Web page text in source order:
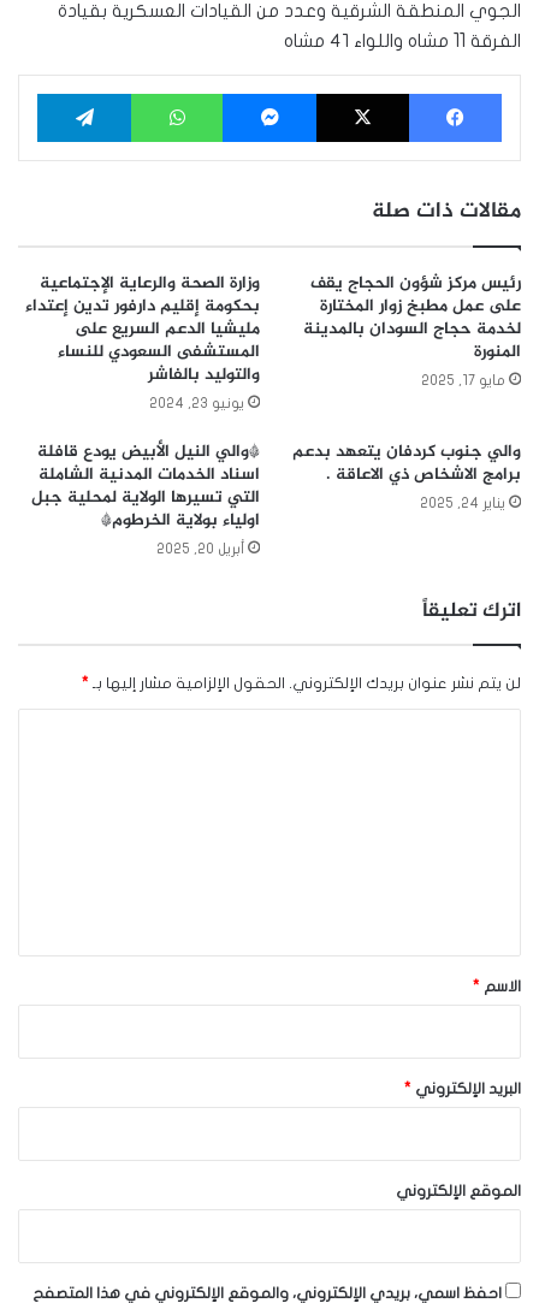
الجوي المنطقة الشرقية وعدد من القيادات العسكرية بقيادة
الفرقة 11 مشاه واللواء ٤١ مشاه
فيسبوك ‫X ماسنجر واتساب
مقالات ذات صلة
رئيس مركز شؤون الحجاج يقف
على عمل مطبخ زوار المختارة
لخدمة حجاج السودان بالمدينة
المنورة
مايو 17, 2025
وزارة الصحة والرعاية الإجتماعية
بحكومة إقليم دارفور تدين إعتداء
مليشيا الدعم السريع على
المستشفى السعودي للنساء
والتوليد بالفاشر
يونيو 23, 2024
والي جنوب كردفان يتعهد بدعم
برامج الاشخاص ذي الاعاقة .
يناير 24, 2025
*والي النيل الأبيض يودع قافلة
اسناد الخدمات المدنية الشاملة
التي تسيرها الولاية لمحلية جبل
اولياء بولاية الخرطوم*
أبريل 20, 2025
اترك تعليقاً
لن يتم نشر عنوان بريدك الإلكتروني. الحقول الإلزامية مشار إليها بـ *
*الاسم *
البريد الإلكتروني *
الموقع الإلكتروني
احفظ اسمي، بريدي الإلكتروني، والموقع الإلكتروني في هذا المتصفح